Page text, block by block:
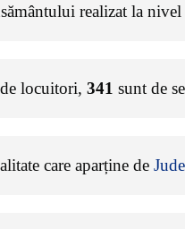
realizat la
de locuitori, 341 sunt de
care aparține de